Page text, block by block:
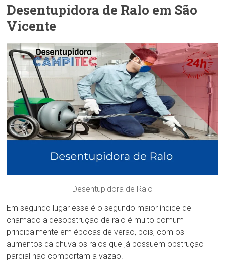
Desentupidora de Ralo em São
Vicente
Desentupidora de Ralo
Em segundo lugar esse é o segundo maior índice de
chamado a desobstrução de ralo é muito comum
principalmente em épocas de verão, pois, com os
aumentos da chuva os ralos que já possuem obstrução
parcial não comportam a vazão.